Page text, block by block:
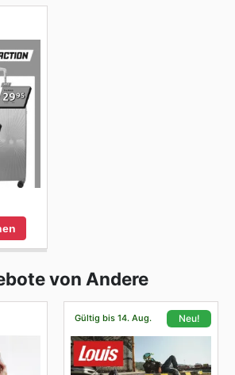
von Andere
Gültig bis 14. Aug. Neu!